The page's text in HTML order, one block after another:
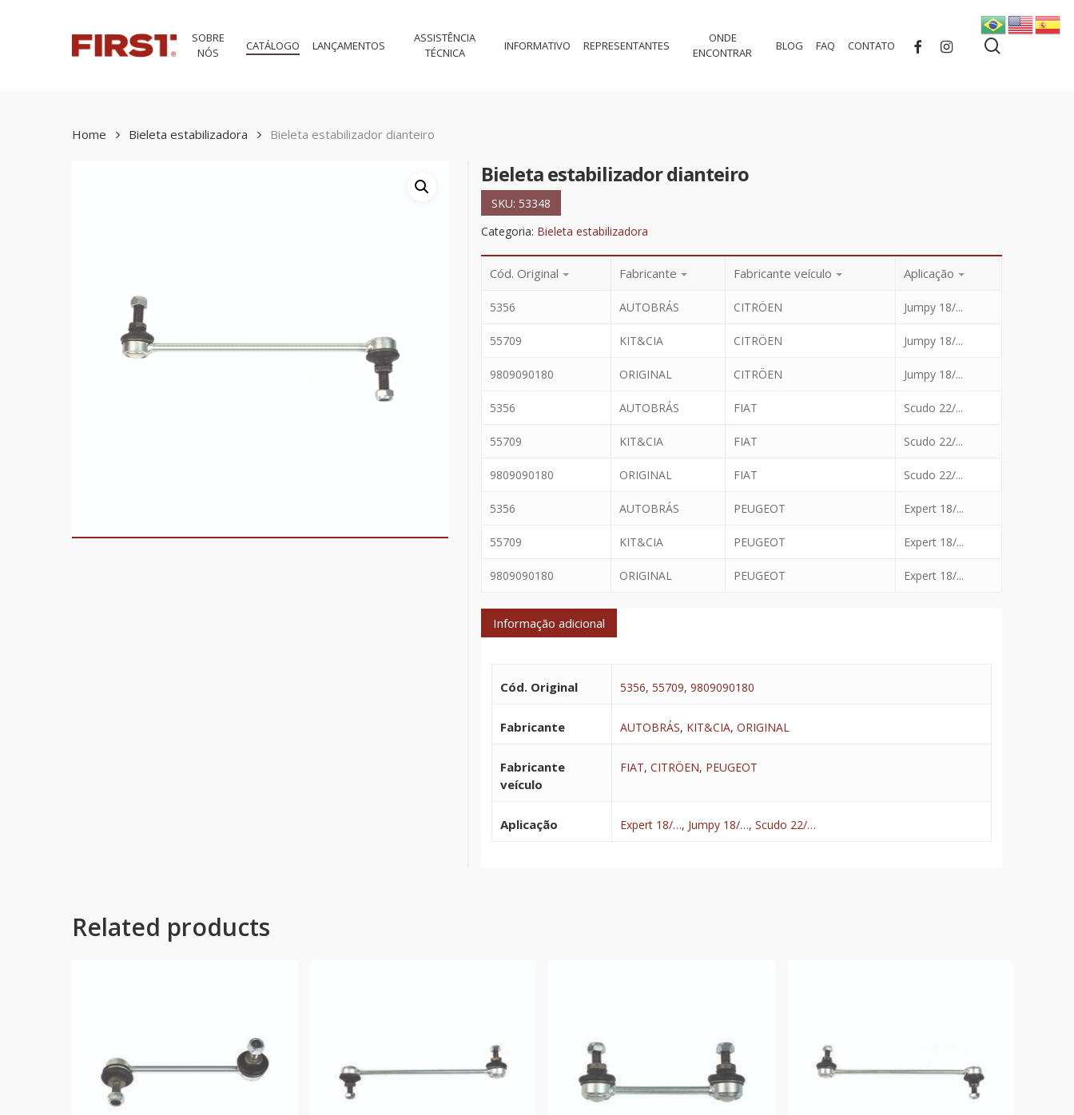
SOBRE
NÓS
CATÁLOGO LANÇAMENTOS
ASSISTÊNCIA
TÉCNICA
INFORMATIVO REPRESENTANTES
ONDE
ENCONTRAR
BLOG FAQ CONTATO FACEBOOKINSTAGRAM
Home Bieleta estabilizadora Bieleta estabilizador dianteiro
Bieleta estabilizador dianteiro
SKU: 53348
Categoria: Bieleta estabilizadora
Cód. Original Fabricante Fabricante veículo Aplicação
5356 AUTOBRÁS CITRÖEN Jumpy 18/...
55709 KIT&CIA CITRÖEN Jumpy 18/...
9809090180 ORIGINAL CITRÖEN Jumpy 18/...
5356 AUTOBRÁS FIAT Scudo 22/...
55709 KIT&CIA FIAT Scudo 22/...
9809090180 ORIGINAL FIAT Scudo 22/...
5356 AUTOBRÁS PEUGEOT Expert 18/...
55709 KIT&CIA PEUGEOT Expert 18/...
9809090180 ORIGINAL PEUGEOT Expert 18/...
Informação adicional
Cód. Original 5356, 55709, 9809090180
Fabricante AUTOBRÁS, KIT&CIA, ORIGINAL
Fabricante
veículo
FIAT, CITRÖEN, PEUGEOT
Aplicação Expert 18/…, Jumpy 18/…, Scudo 22/…
Related products